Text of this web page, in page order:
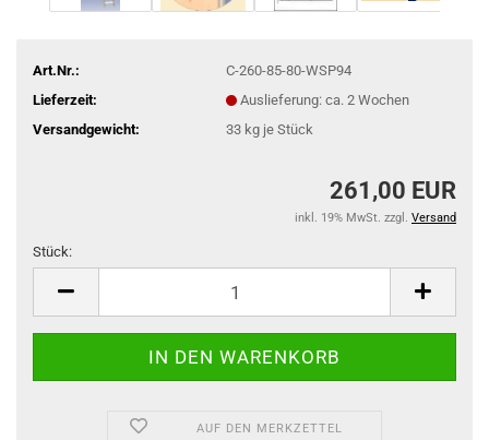
Art.Nr.:
C-260-85-80-WSP94
Lieferzeit:
Auslieferung: ca. 2 Wochen
Versandgewicht:
33kg je Stück
261,00 EUR
inkl. 19% MwSt. zzgl. Versand
Stück:
AUF DEN MERKZETTEL